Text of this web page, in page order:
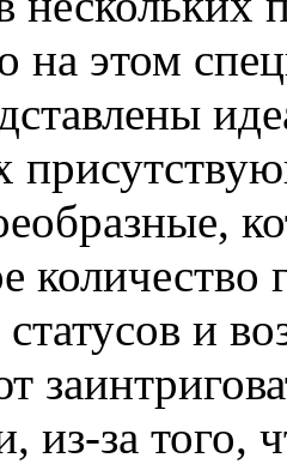
на этом
и
из-за того,